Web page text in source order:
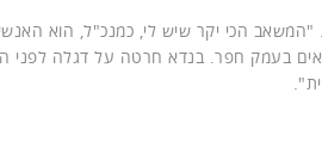
בעמק חפר. בנדא חרטה על דגלה